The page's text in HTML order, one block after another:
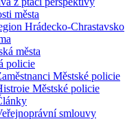
města
Hrádecko-Chrastavsko
města
policie
Městské policie
Městské policie
smlouvy